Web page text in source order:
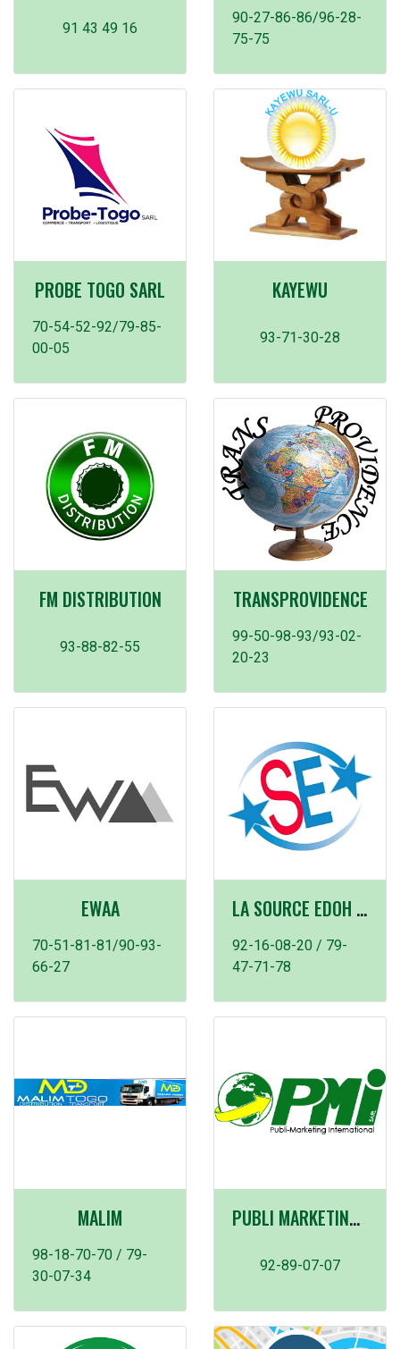
91 43 49 16
90-27-86-86/96-28-
75-75
PROBE TOGO SARL
70-54-52-92/79-85-
00-05
KAYEWU
93-71-30-28
FM DISTRIBUTION
93-88-82-55
TRANSPROVIDENCE
99-50-98-93/93-02-
20-23
EWAA
70-51-81-81/90-93-
66-27
LA SOURCE EDOH SARL
92-16-08-20 / 79-
47-71-78
MALIM
98-18-70-70 / 79-
30-07-34
PUBLI MARKETING INTERNATIONAL KARA(PMI)
92-89-07-07